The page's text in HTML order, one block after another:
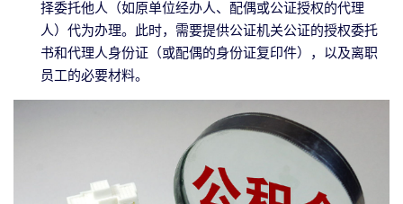
择委托他人（如原单位经办人、配偶或公证授权的代理
人）代为办理。此时，需要提供公证机关公证的授权委托
书和代理人身份证（或配偶的身份证复印件），以及离职
员工的必要材料。